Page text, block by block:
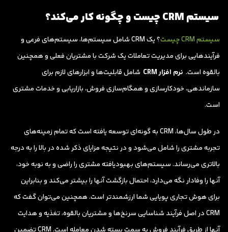
سیستم CRM چیست و چگونه کار می‌کند؟
سیستم CRM چیست
؟ یک CRM شامل سیستم‌ها، سیستم‌های فرعی و
فرآیندهایی برای مدیریت تعاملات یک شرکت با مشتریان فعلی و همچنین
بالقوه است. نرم افزار CRM
شامل قابلیت‌ها و ابزارهای لازم برای
سازماندهی، خودکارسازی و همگام‌سازی فروش، بازاریابی و خدمات مشتری
است.
در طول سال‌ها، CRM به گونه‌ای توسعه یافته است که تمام زمینه‌های
تجربه مشتری را شامل می‌شود و در نتیجه مزایای ذکر شده در بالا را به درجه
بالاتری می‌رساند. سیستم‌های بهبودیافته مشتری را راضی و به نوبه خود،
آنها را وفادار نگه می‌دارد، احتمال بازگشت آنها را بیشتر می‌کند و بنابراین
برای هوش تجاری پویایی شما ارزشمندتر است. همچنین می‌توان گفت که
CRM در اصل فرآیند شناسایی سرنخ‌ها و مشتریان بالقوه، تغذیه و هدایت
آنها از طریق فرآیند فروش به سمت بسته شدن معامله است. CRM تضمین